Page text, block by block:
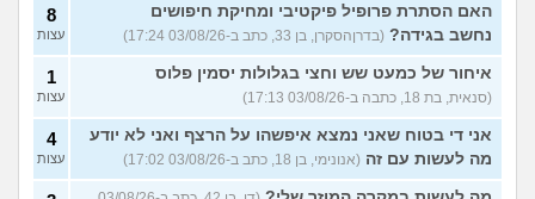
האם הסתרת פרופיל פיקטיבי ומחיקת חיפושים
נחשב בגידה? (בדרןהסקרן, בן 33, כתב ב-03/08/26 17:24)
8
עצות
איחור של כמעט שש וחצי בגלולות יסמין פלוס
(סנאית, בת 18, כתבה ב-03/08/26 17:13)
1
עצות
אני די בטוח שאני נמצא איפשהו על הרצף ואני לא יודע
מה לעשות עם זה (אנונימי, בן 18, כתב ב-03/08/26 17:02)
4
עצות